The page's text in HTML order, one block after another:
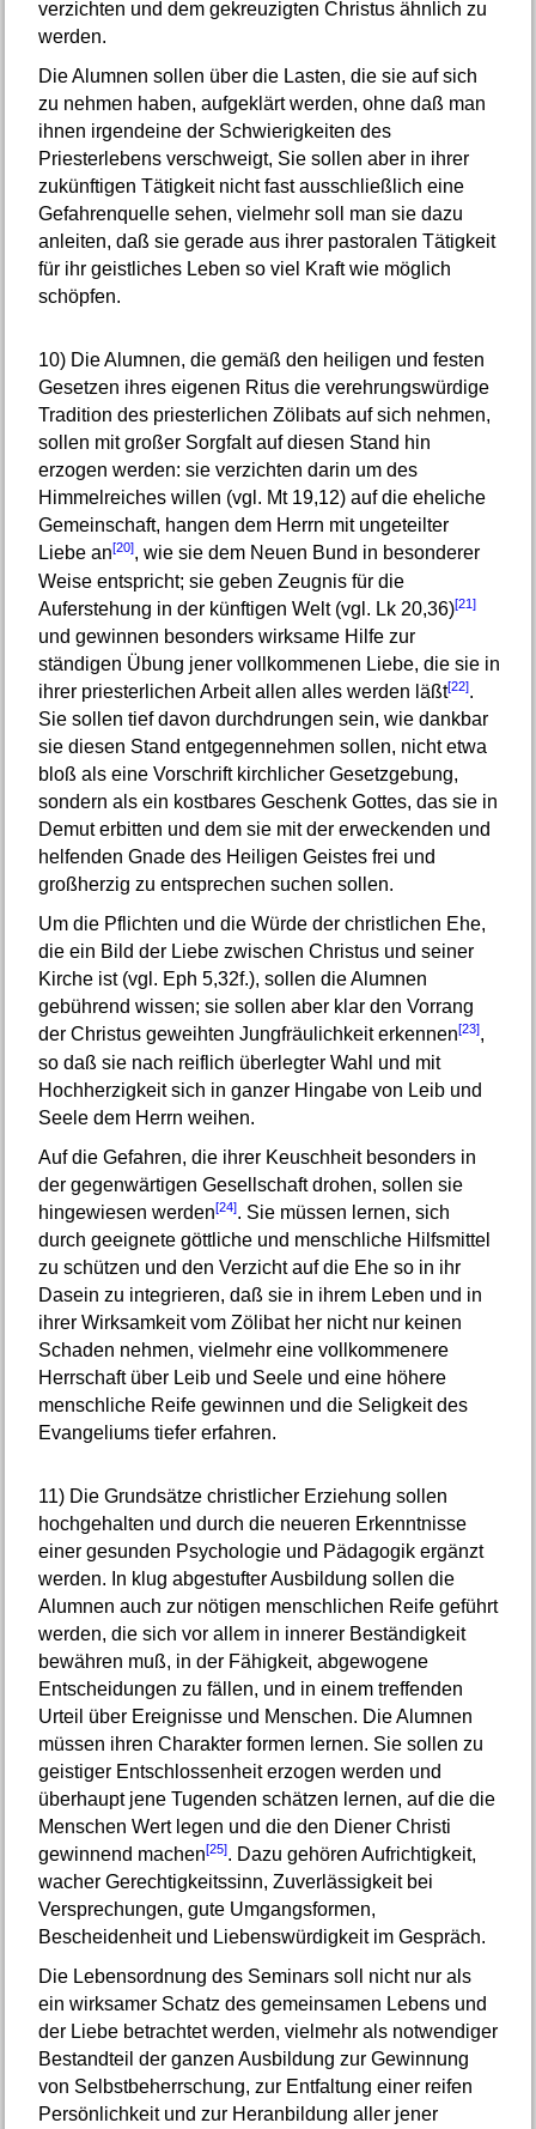
verzichten und dem gekreuzigten Christus ähnlich zu
werden.
Die Alumnen sollen über die Lasten, die sie auf sich
zu nehmen haben, aufgeklärt werden, ohne daß man
ihnen irgendeine der Schwierigkeiten des
Priesterlebens verschweigt, Sie sollen aber in ihrer
zukünftigen Tätigkeit nicht fast ausschließlich eine
Gefahrenquelle sehen, vielmehr soll man sie dazu
anleiten, daß sie gerade aus ihrer pastoralen Tätigkeit
für ihr geistliches Leben so viel Kraft wie möglich
schöpfen.
10)Die Alumnen, die gemäß den heiligen und festen
Gesetzen ihres eigenen Ritus die verehrungswürdige
Tradition des priesterlichen Zölibats auf sich nehmen,
sollen mit großer Sorgfalt auf diesen Stand hin
erzogen werden: sie verzichten darin um des
Himmelreiches willen (vgl. Mt 19,12) auf die eheliche
Gemeinschaft, hangen dem Herrn mit ungeteilter
Liebe an[20], wie sie dem Neuen Bund in besonderer
Weise entspricht; sie geben Zeugnis für die
Auferstehung in der künftigen Welt (vgl. Lk 20,36)[21]
und gewinnen besonders wirksame Hilfe zur
ständigen Übung jener vollkommenen Liebe, die sie in
ihrer priesterlichen Arbeit allen alles werden läßt[22].
Sie sollen tief davon durchdrungen sein, wie dankbar
sie diesen Stand entgegennehmen sollen, nicht etwa
bloß als eine Vorschrift kirchlicher Gesetzgebung,
sondern als ein kostbares Geschenk Gottes, das sie in
Demut erbitten und dem sie mit der erweckenden und
helfenden Gnade des Heiligen Geistes frei und
großherzig zu entsprechen suchen sollen.
Um die Pflichten und die Würde der christlichen Ehe,
die ein Bild der Liebe zwischen Christus und seiner
Kirche ist (vgl. Eph 5,32f.), sollen die Alumnen
gebührend wissen; sie sollen aber klar den Vorrang
der Christus geweihten Jungfräulichkeit erkennen[23],
so daß sie nach reiflich überlegter Wahl und mit
Hochherzigkeit sich in ganzer Hingabe von Leib und
Seele dem Herrn weihen.
Auf die Gefahren, die ihrer Keuschheit besonders in
der gegenwärtigen Gesellschaft drohen, sollen sie
hingewiesen werden[24]. Sie müssen lernen, sich
durch geeignete göttliche und menschliche Hilfsmittel
zu schützen und den Verzicht auf die Ehe so in ihr
Dasein zu integrieren, daß sie in ihrem Leben und in
ihrer Wirksamkeit vom Zölibat her nicht nur keinen
Schaden nehmen, vielmehr eine vollkommenere
Herrschaft über Leib und Seele und eine höhere
menschliche Reife gewinnen und die Seligkeit des
Evangeliums tiefer erfahren.
11)Die Grundsätze christlicher Erziehung sollen
hochgehalten und durch die neueren Erkenntnisse
einer gesunden Psychologie und Pädagogik ergänzt
werden. In klug abgestufter Ausbildung sollen die
Alumnen auch zur nötigen menschlichen Reife geführt
werden, die sich vor allem in innerer Beständigkeit
bewähren muß, in der Fähigkeit, abgewogene
Entscheidungen zu fällen, und in einem treffenden
Urteil über Ereignisse und Menschen. Die Alumnen
müssen ihren Charakter formen lernen. Sie sollen zu
geistiger Entschlossenheit erzogen werden und
überhaupt jene Tugenden schätzen lernen, auf die die
Menschen Wert legen und die den Diener Christi
gewinnend machen[25]. Dazu gehören Aufrichtigkeit,
wacher Gerechtigkeitssinn, Zuverlässigkeit bei
Versprechungen, gute Umgangsformen,
Bescheidenheit und Liebenswürdigkeit im Gespräch.
Die Lebensordnung des Seminars soll nicht nur als
ein wirksamer Schatz des gemeinsamen Lebens und
der Liebe betrachtet werden, vielmehr als notwendiger
Bestandteil der ganzen Ausbildung zur Gewinnung
von Selbstbeherrschung, zur Entfaltung einer reifen
Persönlichkeit und zur Heranbildung aller jener